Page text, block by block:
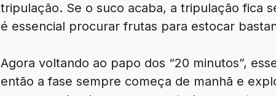
tripulação. Se o suco acaba, a tripulação fica
é essencial procurar frutas para estocar
Agora voltando ao papo dos “20 minutos”,
então a fase sempre começa de manhã e